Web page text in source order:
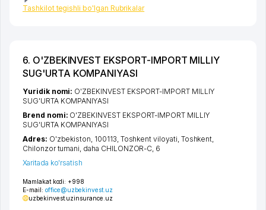
Tashkilot tegishli bo'lgan Rubrikalar
6. O'ZBEKINVEST EKSPORT-IMPORT MILLIY
SUG'URTA KOMPANIYASI
Mamlakat kodi: +998
E-mail: office@uzbekinvest.uz
uzbekinvest.uzinsurance.uz
Yuridik nomi: O'ZBEKINVEST EKSPORT-IMPORT MILLIY
SUG'URTA KOMPANIYASI
Brend nomi: O'ZBEKINVEST EKSPORT-IMPORT MILLIY
SUG'URTA KOMPANIYASI
Adres: O'zbekiston, 100113, Toshkent viloyati, Toshkent,
Chilonzor tumani, daha CHILONZOR-C, 6
Xaritada ko'rsatish